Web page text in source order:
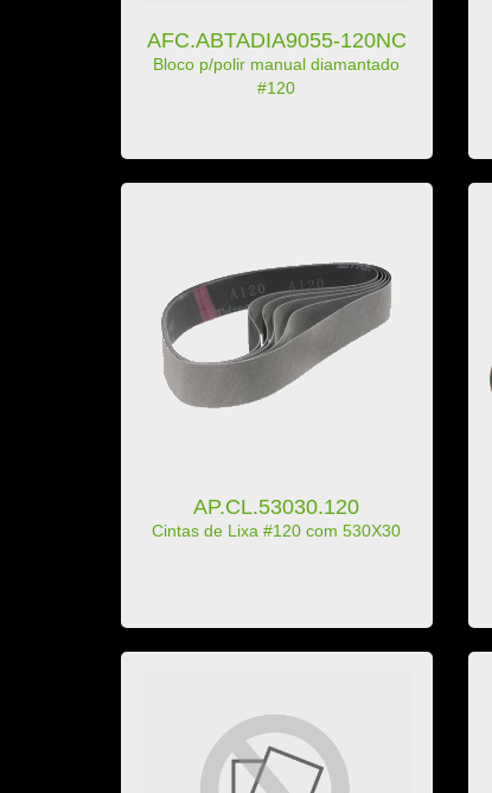
AFC.ABTADIA9055-120NC
Bloco p/polir manual diamantado
#120
AP.CL.53030.120
Cintas de Lixa #120 com 530X30